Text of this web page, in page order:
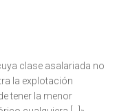
clase asalariada no
la explotación
tener la menor